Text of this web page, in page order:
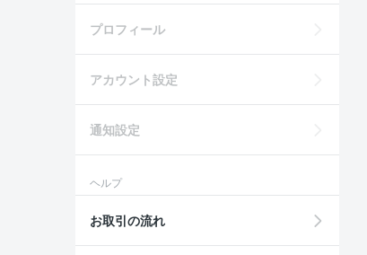
プロフィール
アカウント設定
通知設定
ヘルプ
お取引の流れ